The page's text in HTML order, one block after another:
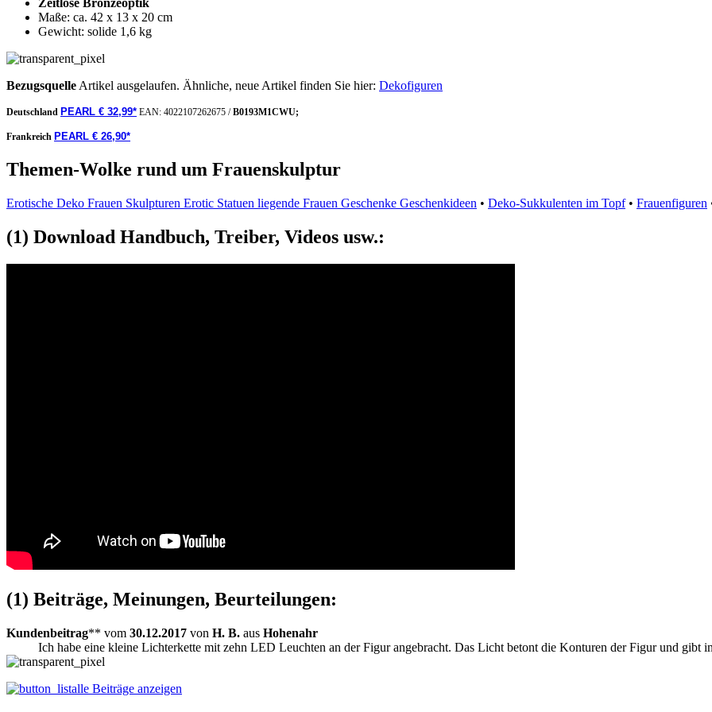
Zeitlose Bronzeoptik
Maße: ca. 42 x 13 x 20 cm
Gewicht: solide 1,6 kg
Bezugsquelle Artikel ausgelaufen. Ähnliche, neue Artikel finden Sie hier: Dekofiguren
Deutschland PEARL € 32,99* EAN: 4022107262675 /B0193M1CWU;
Frankreich PEARL € 26,90*
Themen-Wolke rund um Frauenskulptur
Erotische Deko Frauen Skulpturen Erotic Statuen liegende Frauen Geschenke Geschenkideen • Deko-Sukkulenten im Topf• Frauenfiguren
(1) Download Handbuch, Treiber, Videos usw.:
(1) Beiträge, Meinungen, Beurteilungen:
Kundenbeitrag** vom 30.12.2017 von H. B. aus Hohenahr
Ich habe eine kleine Lichterkette mit zehn LED Leuchten an der Figur angebracht. Das Licht betont die Konturen der Figur und gibt
alle Beiträge anzeigen